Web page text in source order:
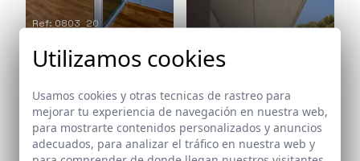
Ref: 0803_20
Ref: 0803_25
Utilizamos cookies
Usamos cookies y otras tecnicas de rastreo para
mejorar tu experiencia de navegación en nuestra web,
para mostrarte contenidos personalizados y anuncios
adecuados, para analizar el tráfico en nuestra web y